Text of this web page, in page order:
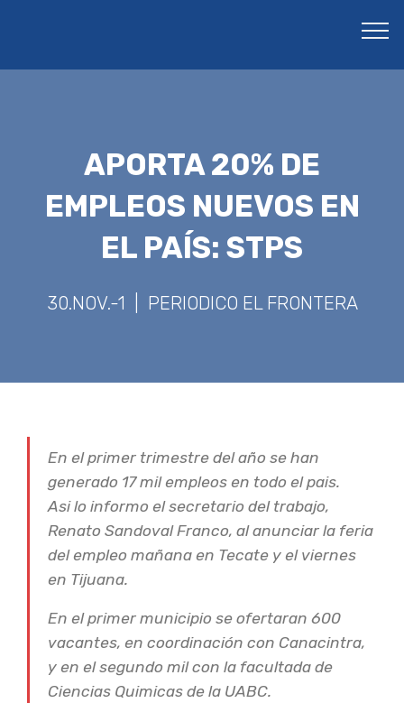
APORTA 20% DE
EMPLEOS NUEVOS EN
EL PAÍS: STPS
30.NOV.-1 | PERIODICO EL FRONTERA
En el primer trimestre del año se han
generado 17 mil empleos en todo el pais.
Asi lo informo el secretario del trabajo,
Renato Sandoval Franco, al anunciar la feria
del empleo mañana en Tecate y el viernes
en Tijuana.
En el primer municipio se ofertaran 600
vacantes, en coordinación con Canacintra,
y en el segundo mil con la facultada de
Ciencias Quimicas de la UABC.
Aporta 20% de
empleos nuevos en